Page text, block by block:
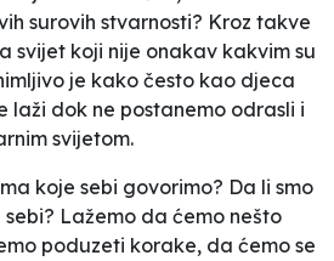
surovih stvarnosti? Kroz takve
svijet koji nije onakav kakvim su
je kako često kao djeca
laži dok ne postanemo odrasli i
svijetom.
koje sebi govorimo? Da li smo
Lažemo da ćemo nešto
poduzeti korake, da ćemo se